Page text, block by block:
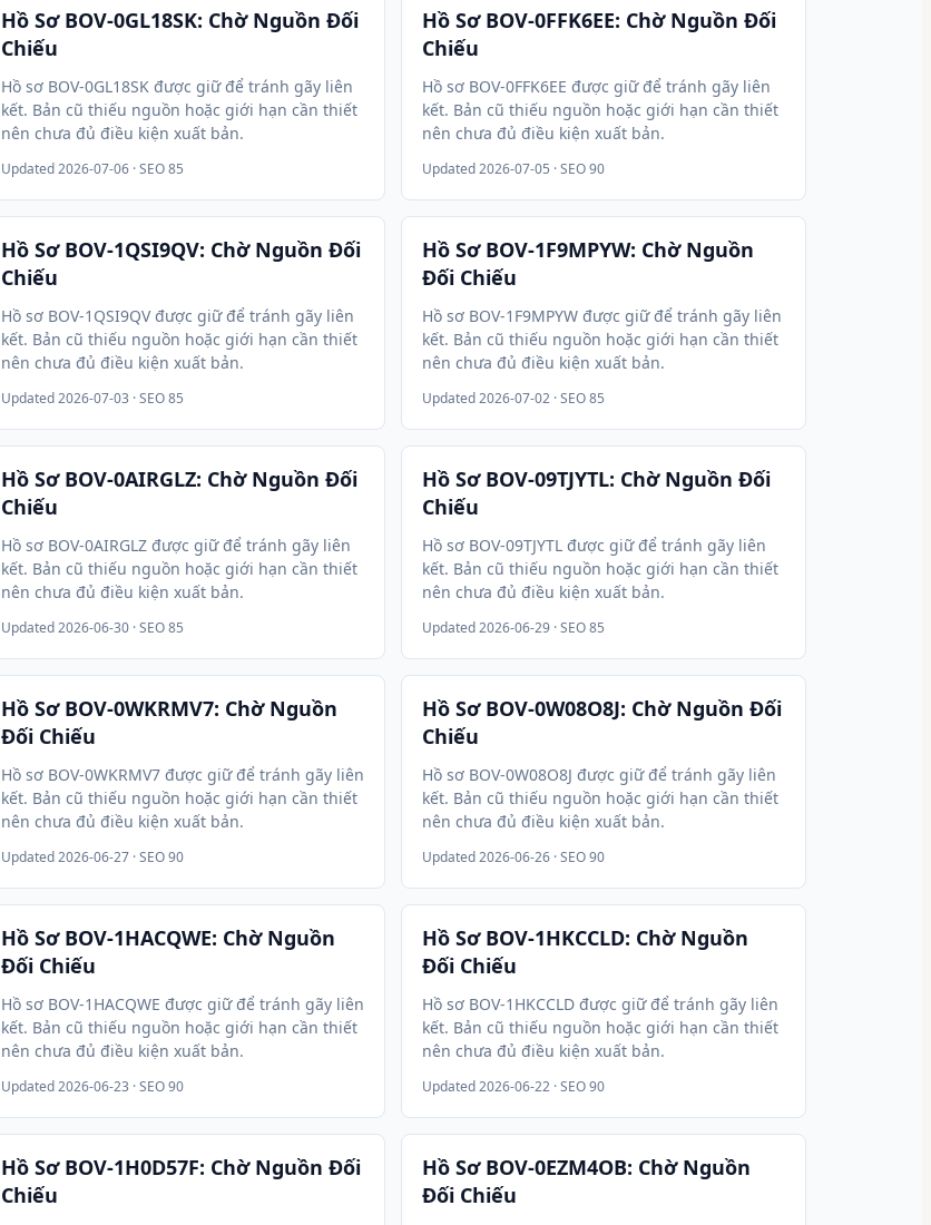
Hồ Sơ BOV-0GL18SK: Chờ Nguồn Đối
Chiếu
Hồ sơ BOV-0GL18SK được giữ để tránh gãy liên
kết. Bản cũ thiếu nguồn hoặc giới hạn cần thiết
nên chưa đủ điều kiện xuất bản.
Updated2026-07-06 · SEO 85
Hồ Sơ BOV-0FFK6EE: Chờ Nguồn Đối
Chiếu
Hồ sơ BOV-0FFK6EE được giữ để tránh gãy liên
kết. Bản cũ thiếu nguồn hoặc giới hạn cần thiết
nên chưa đủ điều kiện xuất bản.
Updated2026-07-05 · SEO 90
Hồ Sơ BOV-1QSI9QV: Chờ Nguồn Đối
Chiếu
Hồ sơ BOV-1QSI9QV được giữ để tránh gãy liên
kết. Bản cũ thiếu nguồn hoặc giới hạn cần thiết
nên chưa đủ điều kiện xuất bản.
Updated2026-07-03 · SEO 85
Hồ Sơ BOV-1F9MPYW: Chờ Nguồn
Đối Chiếu
Hồ sơ BOV-1F9MPYW được giữ để tránh gãy liên
kết. Bản cũ thiếu nguồn hoặc giới hạn cần thiết
nên chưa đủ điều kiện xuất bản.
Updated2026-07-02 · SEO 85
Hồ Sơ BOV-0AIRGLZ: Chờ Nguồn Đối
Chiếu
Hồ sơ BOV-0AIRGLZ được giữ để tránh gãy liên
kết. Bản cũ thiếu nguồn hoặc giới hạn cần thiết
nên chưa đủ điều kiện xuất bản.
Updated2026-06-30 · SEO 85
Hồ Sơ BOV-09TJYTL: Chờ Nguồn Đối
Chiếu
Hồ sơ BOV-09TJYTL được giữ để tránh gãy liên
kết. Bản cũ thiếu nguồn hoặc giới hạn cần thiết
nên chưa đủ điều kiện xuất bản.
Updated2026-06-29 · SEO 85
Hồ Sơ BOV-0WKRMV7: Chờ Nguồn
Đối Chiếu
Hồ sơ BOV-0WKRMV7 được giữ để tránh gãy liên
kết. Bản cũ thiếu nguồn hoặc giới hạn cần thiết
nên chưa đủ điều kiện xuất bản.
Updated2026-06-27 · SEO 90
Hồ Sơ BOV-0W08O8J: Chờ Nguồn Đối
Chiếu
Hồ sơ BOV-0W08O8J được giữ để tránh gãy liên
kết. Bản cũ thiếu nguồn hoặc giới hạn cần thiết
nên chưa đủ điều kiện xuất bản.
Updated2026-06-26 · SEO 90
Hồ Sơ BOV-1HACQWE: Chờ Nguồn
Đối Chiếu
Hồ sơ BOV-1HACQWE được giữ để tránh gãy liên
kết. Bản cũ thiếu nguồn hoặc giới hạn cần thiết
nên chưa đủ điều kiện xuất bản.
Updated2026-06-23 · SEO 90
Hồ Sơ BOV-1HKCCLD: Chờ Nguồn
Đối Chiếu
Hồ sơ BOV-1HKCCLD được giữ để tránh gãy liên
kết. Bản cũ thiếu nguồn hoặc giới hạn cần thiết
nên chưa đủ điều kiện xuất bản.
Updated2026-06-22 · SEO 90
Hồ Sơ BOV-1H0D57F: Chờ Nguồn Đối
Chiếu
Hồ Sơ BOV-0EZM4OB: Chờ Nguồn
Đối Chiếu